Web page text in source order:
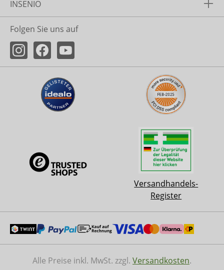
INSENIO
Folgen Sie uns auf
Versandhandels-
Register
Alle Preise inkl. MwSt. zzgl. Versandkosten.